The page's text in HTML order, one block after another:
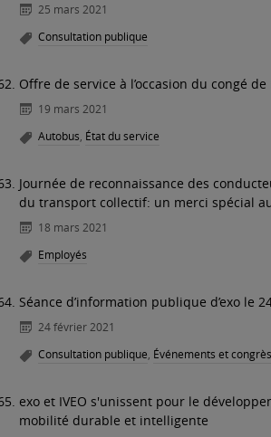
25 mars 2021
Consultation publique
Offre de service à l’occasion du congé de
19 mars 2021
Autobus, État du service
Journée de reconnaissance des
du transport collectif: un merci spécial
18 mars 2021
Employés
Séance d’information publique d’exo le
24 février 2021
Consultation publique, Événements et congrès
exo et IVEO s'unissent pour le
mobilité durable et intelligente